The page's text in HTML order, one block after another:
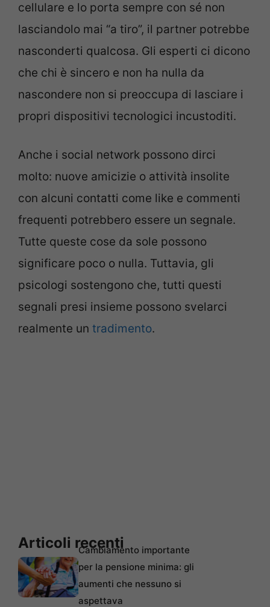
cellulare e lo porta sempre con sé non
lasciandolo mai “a tiro”, il partner potrebbe
nasconderti qualcosa. Gli esperti ci dicono
che chi è sincero e non ha nulla da
nascondere non si preoccupa di lasciare i
propri dispositivi tecnologici incustoditi.
Anche i social network possono dirci
molto: nuove amicizie o attività insolite
con alcuni contatti come like e commenti
frequenti potrebbero essere un segnale.
Tutte queste cose da sole possono
significare poco o nulla. Tuttavia, gli
psicologi sostengono che, tutti questi
segnali presi insieme possono svelarci
realmente un tradimento.
Articoli recentiCambiamento importante
per la pensione minima: gli
aumenti che nessuno si
aspettava